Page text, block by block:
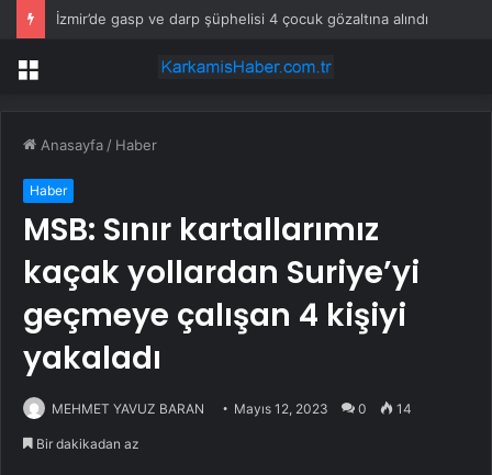
İzmir’de gasp ve darp şüphelisi 4 çocuk gözaltına alındı
Menü
Anasayfa / Haber
Haber
MSB: Sınır kartallarımız
kaçak yollardan Suriye’yi
geçmeye çalışan 4 kişiyi
yakaladı
MEHMET YAVUZ BARAN Mayıs 12, 2023 0 14
Bir dakikadan az